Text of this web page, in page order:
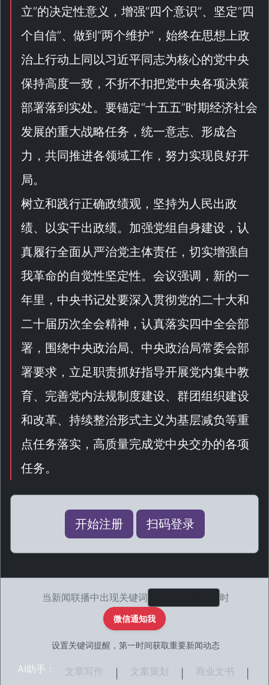
立”的决定性意义，增强“四个意识”、坚定“四
个自信”、做到“两个维护”，始终在思想上政
治上行动上同以习近平同志为核心的党中央
保持高度一致，不折不扣把党中央各项决策
部署落到实处。要锚定“十五五”时期经济社会
发展的重大战略任务，统一意志、形成合
力，共同推进各领域工作，努力实现良好开
局。
树立和践行正确政绩观，坚持为人民出政
绩、以实干出政绩。加强党组自身建设，认
真履行全面从严治党主体责任，切实增强自
我革命的自觉性坚定性。会议强调，新的一
年里，中央书记处要深入贯彻党的二十大和
二十届历次全会精神，认真落实四中全会部
署，围绕中央政治局、中央政治局常委会部
署要求，立足职责抓好指导开展党内集中教
育、完善党内法规制度建设、群团组织建设
和改革、持续整治形式主义为基层减负等重
点任务落实，高质量完成党中央交办的各项
任务。
开始注册 扫码登录
当新闻联播中出现关键词 时
微信通知我
设置关键词提醒，第一时间获取重要新闻动态
AI助手： 文章写作 文案策划 商业文书